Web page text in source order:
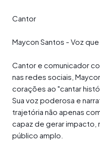
Cantor
Maycon Santos - Voz
Cantor e comunicador
nas redes sociais,
corações ao "cantar
Sua voz poderosa e
trajetória não apenas
capaz de gerar impacto,
público amplo.